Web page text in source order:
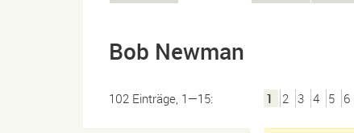
Bob Newman
102 Einträge, 1—15: 1 2 3 4 5 6